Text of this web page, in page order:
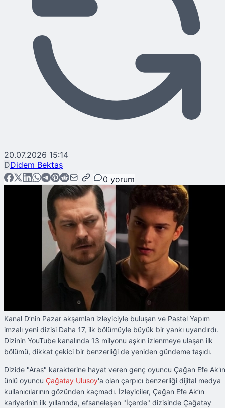
20.07.2026 15:14
DDidem Bektaş
0 yorum
Kanal D’nin Pazar akşamları izleyiciyle buluşan ve Pastel Yapım
imzalı yeni dizisi Daha 17, ilk bölümüyle büyük bir yankı uyandırdı.
Dizinin YouTube kanalında 13 milyonu aşkın izlenmeye ulaşan ilk
bölümü, dikkat çekici bir benzerliği de yeniden gündeme taşıdı.
Dizide "Aras" karakterine hayat veren genç oyuncu Çağan Efe
ünlü oyuncu Çağatay Ulusoy'a olan çarpıcı benzerliği dijital medya
kullanıcılarının gözünden kaçmadı. İzleyiciler, Çağan Efe Ak’ın
kariyerinin ilk yıllarında, efsaneleşen "İçerde" dizisinde Çağatay